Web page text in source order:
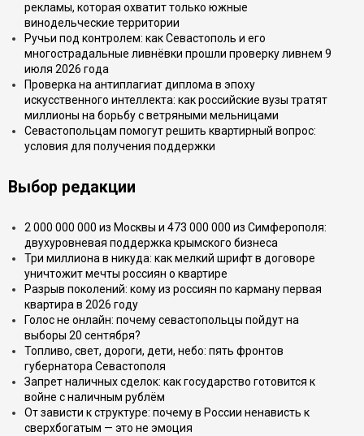
рекламы, которая охватит только южные
винодельческие территории
Ручьи под контролем: как Севастополь и его
многострадальные ливнёвки прошли проверку ливнем 9
июля 2026 года
Проверка на антиплагиат диплома в эпоху
искусственного интеллекта: как российские вузы тратят
миллионы на борьбу с ветряными мельницами
Севастопольцам помогут решить квартирный вопрос:
условия для получения поддержки
Выбор редакции
2 000 000 000 из Москвы и 473 000 000 из Симферополя:
двухуровневая поддержка крымского бизнеса
Три миллиона в никуда: как мелкий шрифт в договоре
уничтожит мечты россиян о квартире
Разрыв поколений: кому из россиян по карману первая
квартира в 2026 году
Голос не онлайн: почему севастопольцы пойдут на
выборы 20 сентября?
Топливо, свет, дороги, дети, небо: пять фронтов
губернатора Севастополя
Запрет наличных сделок: как государство готовится к
войне с наличным рублём
От зависти к структуре: почему в России ненависть к
сверхбогатым — это не эмоция